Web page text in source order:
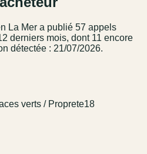
La Mer a publié 57 appel s
derniers mois, dont 11 encore
détectée : 21/07/2026.
verts / Proprete18